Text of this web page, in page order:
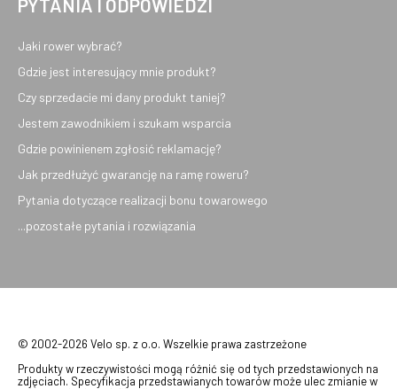
PYTANIA I ODPOWIEDZI
Jaki rower wybrać?
Gdzie jest interesujący mnie produkt?
Czy sprzedacie mi dany produkt taniej?
Jestem zawodnikiem i szukam wsparcia
Gdzie powinienem zgłosić reklamację?
Jak przedłużyć gwarancję na ramę roweru?
Pytania dotyczące realizacji bonu towarowego
...pozostałe pytania i rozwiązania
© 2002-2026 Velo sp. z o.o. Wszelkie prawa zastrzeżone
Produkty w rzeczywistości mogą różnić się od tych przedstawionych na
zdjęciach. Specyfikacja przedstawianych towarów może ulec zmianie w